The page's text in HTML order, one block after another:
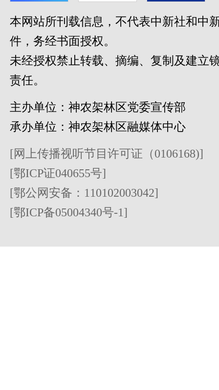
本网站所刊载信息，不代表中新社和中
件，务经书面授权。
未经授权禁止转载、摘编、复制及建立
责任。
主办单位：神农架林区党委宣传部
承办单位：神农架林区融媒体中心
[网上传播视听节目许可证（0106168)]
[鄂ICP证040655号]
[鄂公网安备：110102003042]
[鄂ICP备05004340号-1]